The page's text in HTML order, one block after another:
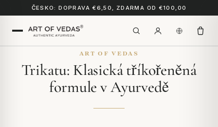
ČESKO: DOPRAVA €6,50, ZDARMA OD €100,00
ART OF VEDAS
Trikatu: Klasická tříkořeněná
formule v Ayurvedě